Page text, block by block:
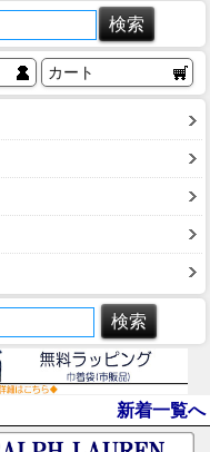
カート
新着一覧へ